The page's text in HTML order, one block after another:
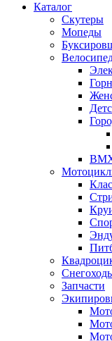
Каталог
Скутеры
Мопеды
Запчасти